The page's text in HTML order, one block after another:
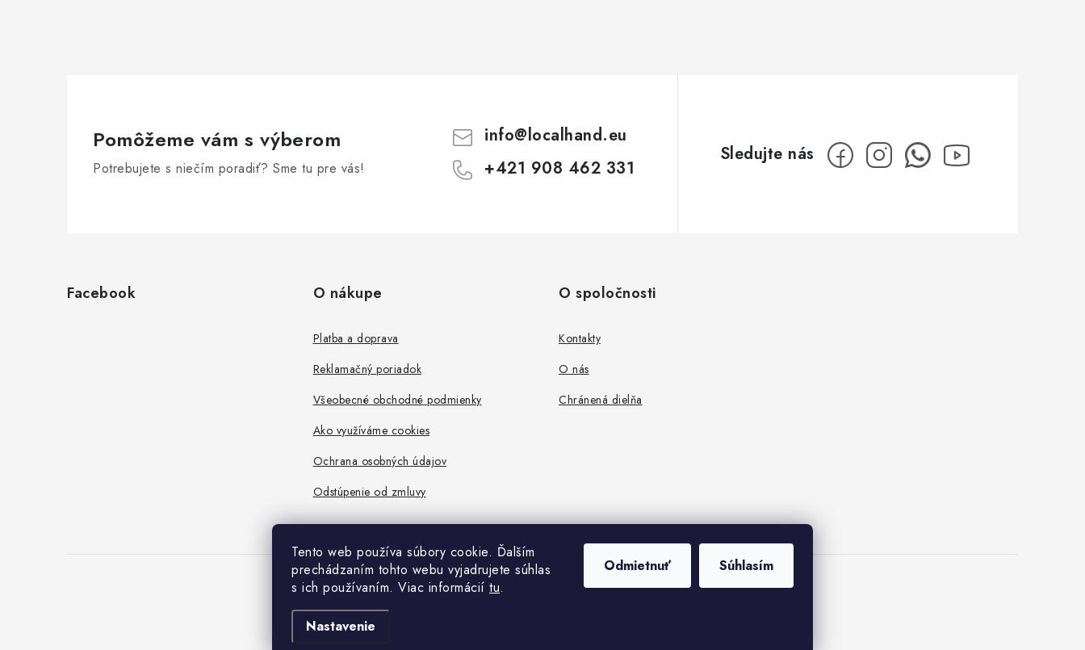
Tento web používa súbory cookie. Ďalším
prechádzaním tohto webu vyjadrujete súhlas
s ich používaním. Viac informácií tu.
Nastavenie
Odmietnuť Súhlasím
Pomôžeme vám s výberom
Potrebujete s niečím poradiť? Sme tu pre vás!
info@localhand.eu
+421 908 462 331
Facebook O nákupe
Platba a doprava
Reklamačný poriadok
Všeobecné obchodné podmienky
Ako využíváme cookies
Ochrana osobných údajov
Odstúpenie od zmluvy
O spoločnosti
Kontakty
O nás
Chránená dielňa
Copyright 2026Localhand